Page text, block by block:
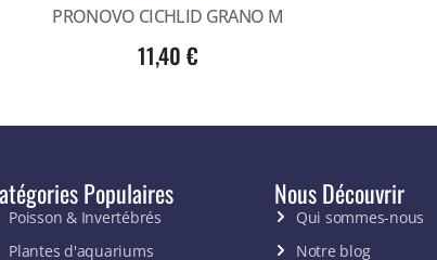
PRONOVO CICHLID GRANO M
11,40 €
Populaires
Poisson & Invertébrés
Plantes d'aquariums
Nous Découvrir
Qui sommes-nous
Notre blog